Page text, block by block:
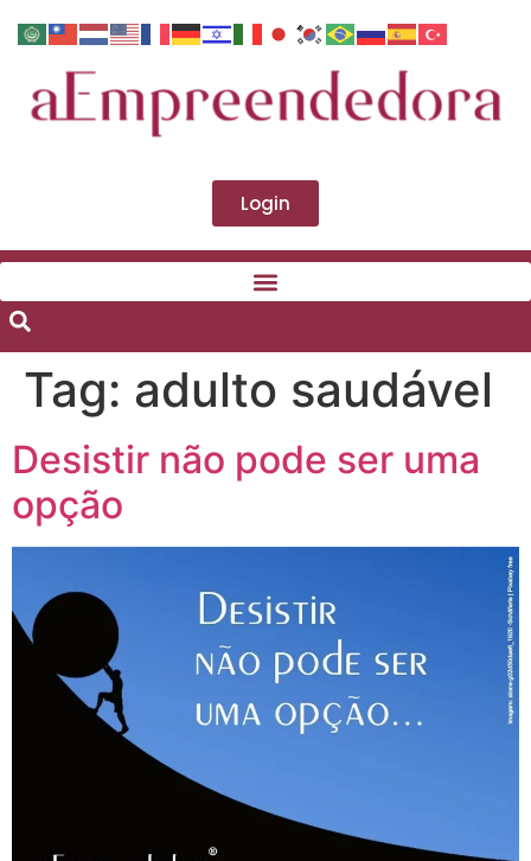
Login
Tag: adulto saudável
Desistir não pode ser uma
opção